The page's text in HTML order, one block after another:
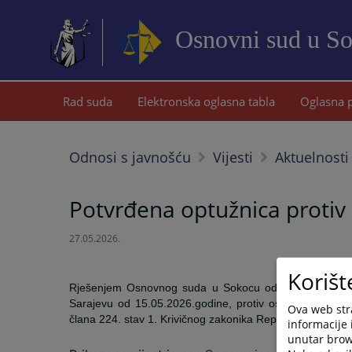
Osnovni sud u
Rad suda Elektronska oglasna tabla Oglasna
Odnosi s javnošću Vijesti Aktuelnosti
Potvrđena optužnica protiv
27.05.2026.
Rješenjem Osnovnog suda u Sokocu od
Sarajevu od 15.05.2026.godine, protiv osumnjičenog
člana 224. stav 1. Krivičnog zakonika Republike Srpske.
Ova web
informacije
unutar